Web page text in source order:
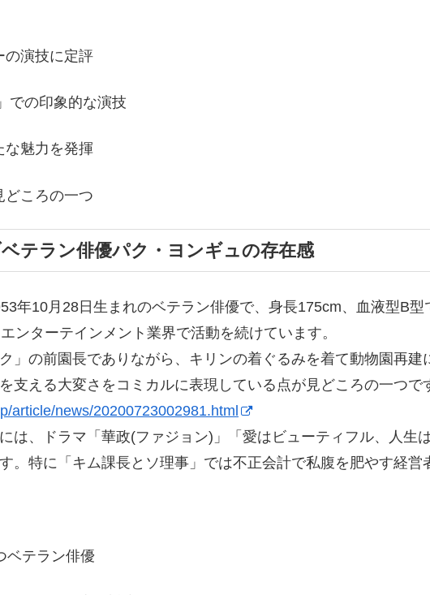
の演技に定評
での印象的な演技
な魅力を発揮
どころの一つ
テラン俳優パク・ヨンギュの存在感
年10月28日生まれのベテラン俳優で、身長175cm、血液型B
ンターテインメント業界で活動を続けています。
」の前園長でありながら、キリンの着ぐるみを着て動物園再
支える大変さをコミカルに表現している点が見どころの一つで
article/news/20200723002981.html
は、ドラマ「華政(ファジョン)」「愛はビューティフル、人生
。特に「キム課長とソ理事」では不正会計で私腹を肥やす経営
ベテラン俳優